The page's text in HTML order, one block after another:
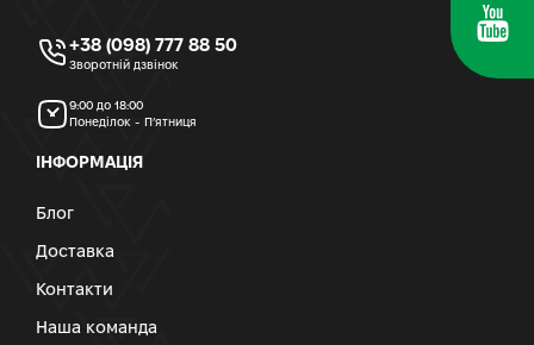
+38 (098) 777 88 50
Зворотній дзвінок
9:00 до 18:00
Понеділок - П’ятниця
ІНФОРМАЦІЯ
Блог
Доставка
Контакти
Наша команда